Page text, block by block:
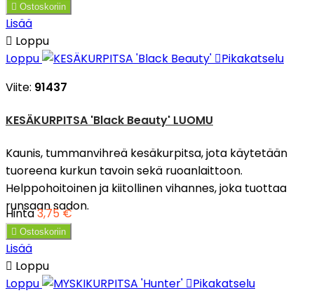
 Ostoskoriin
Lisää
 Loppu
Loppu
Pikakatselu
Viite: 91437
KESÄKURPITSA 'Black Beauty' LUOMU
Kaunis, tummanvihreä kesäkurpitsa, jota käytetään
tuoreena kurkun tavoin sekä ruoanlaittoon.
Helppohoitoinen ja kiitollinen vihannes, joka tuottaa
runsaan sadon.
Hinta3,75 €
 Ostoskoriin
Lisää
 Loppu
Loppu
Pikakatselu